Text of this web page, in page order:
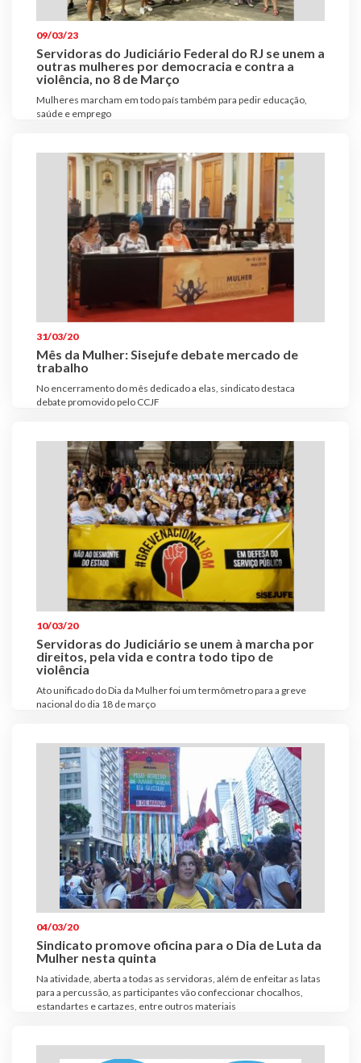
09/03/23
Servidoras do Judiciário Federal do RJ se unem a
outras mulheres por democracia e contra a
violência, no 8 de Março
Mulheres marcham em todo país também para pedir educação,
saúde e emprego
31/03/20
Mês da Mulher: Sisejufe debate mercado de
trabalho
No encerramento do mês dedicado a elas, sindicato destaca
debate promovido pelo CCJF
10/03/20
Servidoras do Judiciário se unem à marcha por
direitos, pela vida e contra todo tipo de
violência
Ato unificado do Dia da Mulher foi um termômetro para a greve
nacional do dia 18 de março
04/03/20
Sindicato promove oficina para o Dia de Luta da
Mulher nesta quinta
Na atividade, aberta a todas as servidoras, além de enfeitar as latas
para a percussão, as participantes vão confeccionar chocalhos,
estandartes e cartazes, entre outros materiais
Plano de Saúde
Assistência Funeral
Pós-graduação
Facebook Instagram Twitter Youtube TikTok Whatsapp